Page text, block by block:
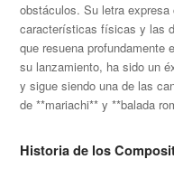
obstáculos. Su letra
características físicas y las
que resuena profundamente
su lanzamiento, ha sido un
y sigue siendo una de las
de **mariachi** y **balada
Historia de los